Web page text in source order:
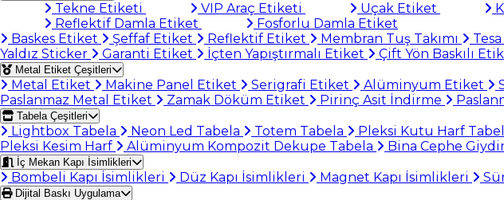
Tekne Etiketi VIP Araç Etiketi Uçak Etiket
Reflektif Damla Etiket
Fosforlu Damla Etiket
Baskes Etiket
Şeffaf Etiket Reflektif Etiket Membran Tuş Takımı
Yaldız Sticker
Garanti Etiket İçten Yapıştırmalı Etiket Çift Yön Baskılı
Metal Etiket Çeşitleri
Metal Etiket Makine Panel Etiket Serigrafi Etiket Alüminyum Etiket
Paslanmaz Metal Etiket
Zamak Döküm Etiket Pirinç Asit İndirme
Tabela Çeşitleri
Lightbox Tabela Neon Led Tabela Totem Tabela Pleksi Kutu Harf
Pleksi Kesim Harf
Alüminyum Kompozit Dekupe Tabela Bina Cephe
İç Mekan Kapı İsimlikleri
Bombeli Kapı İsimlikleri Düz Kapı İsimlikleri Magnet Kapı İsimlikleri
Dijital Baskı Uygulama